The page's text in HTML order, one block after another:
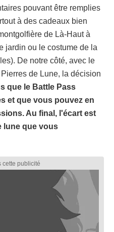
pouvant être remplies
à des cadeaux bien
de Là-Haut à
jardin ou le costume de la
De notre côté, avec le
de Lune, la décision
que le Battle Pass
et que vous pouvez en
Au final, l'écart est
lune que vous